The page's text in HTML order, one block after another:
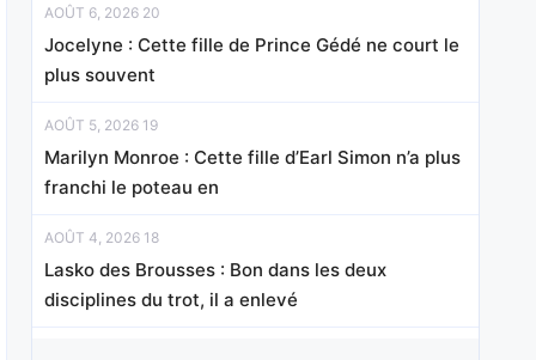
AOÛT 6, 2026 20
Jocelyne : Cette fille de Prince Gédé ne court le
plus souvent
AOÛT 5, 2026 19
Marilyn Monroe : Cette fille d’Earl Simon n’a plus
franchi le poteau en
AOÛT 4, 2026 18
Lasko des Brousses : Bon dans les deux
disciplines du trot, il a enlevé